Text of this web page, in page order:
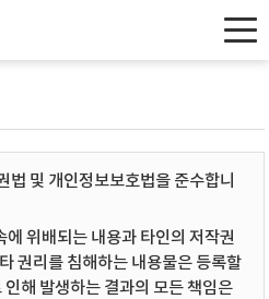
법 및 개인정보보호법을 준수합니
위배되는 내용과 타인의 저작권
권리를 침해하는 내용물은 등록할
해 발생하는 결과의 모든 책임은